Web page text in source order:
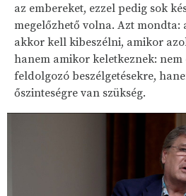
az embereket, ezzel pedig sok
megelőzhető volna. Azt
akkor kell kibeszélni, amikor
hanem amikor keletkeznek: nem
feldolgozó beszélgetésekre,
őszinteségre van szükség.